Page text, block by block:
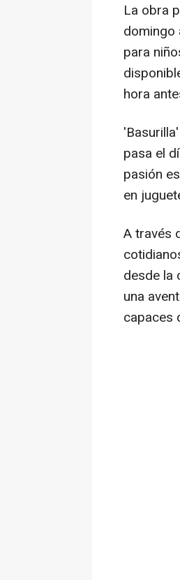
La obra
domingo
para
hora
pasa el
pasión
en
A través
desde la
una
capaces